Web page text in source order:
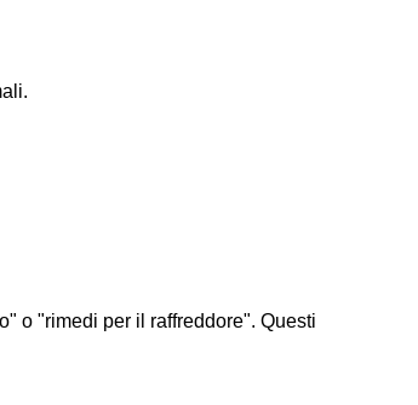
o "rimedi per il raffreddore". Questi